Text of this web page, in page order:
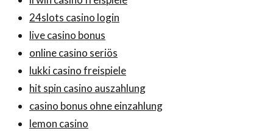
24slots casino login
live casino bonus
online casino seriös
lukki casino freispiele
hit spin casino auszahlung
casino bonus ohne einzahlung
lemon casino